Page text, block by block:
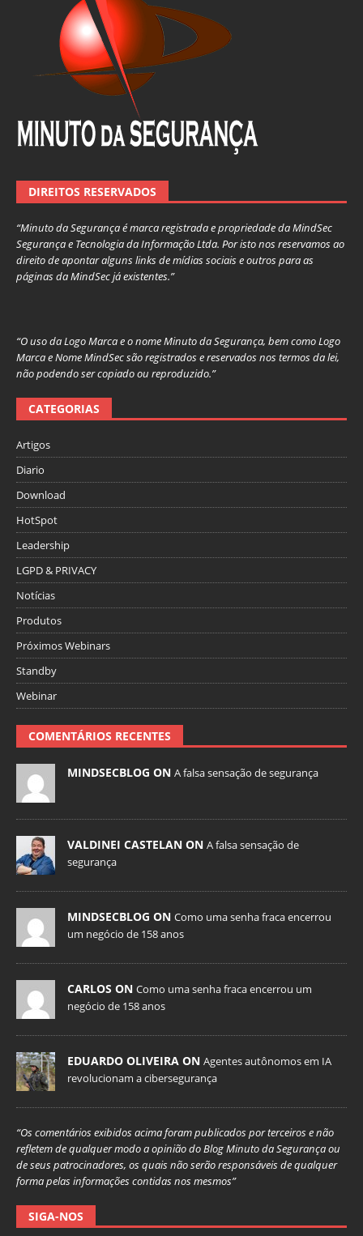
DIREITOS RESERVADOS
“Minuto da Segurança é marca registrada e propriedade da MindSec
Segurança e Tecnologia da Informação Ltda. Por isto nos reservamos ao
direito de apontar alguns links de mídias sociais e outros para as
páginas da MindSec já existentes.”
“O uso da Logo Marca e o nome Minuto da Segurança, bem como Logo
Marca e Nome MindSec são registrados e reservados nos termos da lei,
não podendo ser copiado ou reproduzido.”
CATEGORIAS
Artigos
Diario
Download
HotSpot
Leadership
LGPD & PRIVACY
Notícias
Produtos
Próximos Webinars
Standby
Webinar
COMENTÁRIOS RECENTES
MINDSECBLOG ON A falsa sensação de segurança
VALDINEI CASTELAN ON A falsa sensação de
segurança
MINDSECBLOG ON Como uma senha fraca encerrou
um negócio de 158 anos
CARLOS ON Como uma senha fraca encerrou um
negócio de 158 anos
EDUARDO OLIVEIRA ON Agentes autônomos em IA
revolucionam a cibersegurança
“Os comentários exibidos acima foram publicados por terceiros e não
refletem de qualquer modo a opinião do Blog Minuto da Segurança ou
de seus patrocinadores, os quais não serão responsáveis de qualquer
forma pelas informações contidas nos mesmos”
SIGA-NOS